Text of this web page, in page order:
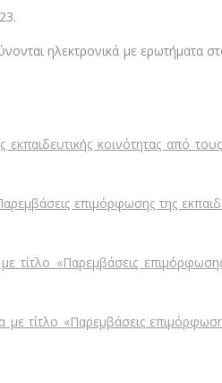
ηλεκτρονικά με
κοινότητας από
επιμόρφωσης της
«Παρεμβάσεις επιμόρφωσης
«Παρεμβάσεις